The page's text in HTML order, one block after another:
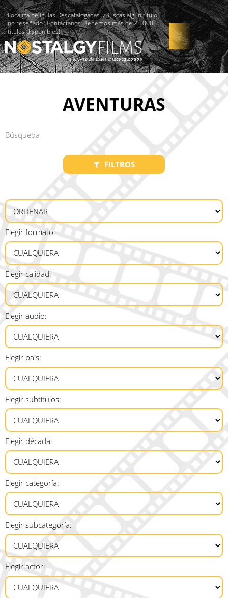
Localiza películas Descatalogadas. ¿Buscas algún título
no reseñado? Contáctanos -Tenemos más de 25.000
títulos disponibles!
AVENTURAS
FILTROS
Elegir formato:
Elegir calidad:
Elegir audio:
Elegir país:
Elegir subtítulos:
Elegir década:
Elegir categoría:
Elegir subcategoría:
Elegir actor: